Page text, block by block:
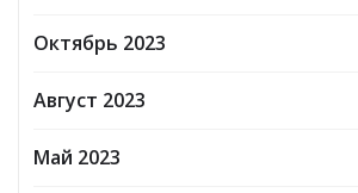
Октябрь 2023
Август 2023
Май 2023